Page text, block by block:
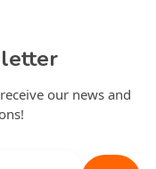
our news and